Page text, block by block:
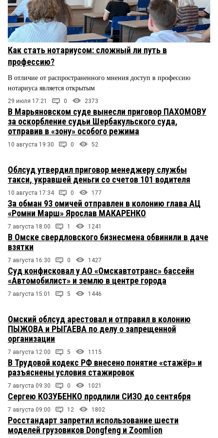
Как стать нотариусом: сложный ли путь в
профессию?
В отличие от распространенного мнения доступ в профессию
нотариуса является открытым
29 июля 17:21 0 2373
В Марьяновском суде вынесли приговор ПАХОМОВУ
за оскорбление судьи Шербакульского суда,
отправив в «зону» особого режима
10 августа 19:30 0 52
Облсуд утвердил приговор менеджеру службы
такси, укравшей деньги со счетов 101 водителя
10 августа 17:34 0 177
За обман 93 омичей отправлен в колонию глава АЦ
«Ромни Марш» Ярослав МАКАРЕНКО
7 августа 18:00 1 1241
В Омске свердловского бизнесмена обвинили в даче
взятки
7 августа 16:30 0 1427
Суд конфисковал у АО «Омскавтотранс» бассейн
«Автомобилист» и землю в центре города
7 августа 15:01 5 1446
Омский облсуд арестовал и отправил в колонию
ПЫЖОВА и РЫГАЕВА по делу о запрещенной
организации
7 августа 12:00 5 1115
В Трудовой кодекс РФ внесено понятие «стажёр» и
разъяснены условия стажировок
7 августа 09:30 0 1021
Сергею КОЗУБЕНКО продлили СИЗО до сентября
7 августа 09:00 12 1802
Росстандарт запретил использование шести
моделей грузовиков Dongfeng и Zoomlion